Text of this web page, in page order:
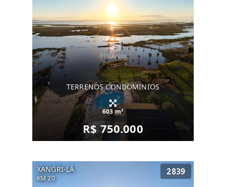
TERRENOS CONDOMINIOS
603 m²
R$ 750.000
XANGRI-LÁ
KM 20
2839